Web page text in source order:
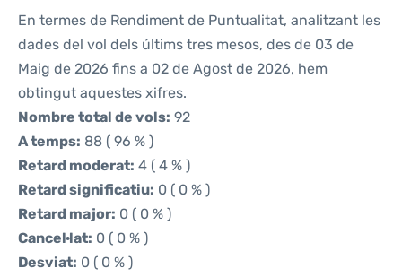
En termes de Rendiment de Puntualitat, analitzant les
dades del vol dels últims tres mesos, des de 03 de
Maig de 2026 fins a 02 de Agost de 2026, hem
obtingut aquestes xifres.
Nombre total de vols: 92
A temps: 88 ( 96 % )
Retard moderat: 4 ( 4 % )
Retard significatiu: 0 ( 0 % )
Retard major: 0 ( 0 % )
Cancel·lat: 0 ( 0 % )
Desviat: 0 ( 0 % )